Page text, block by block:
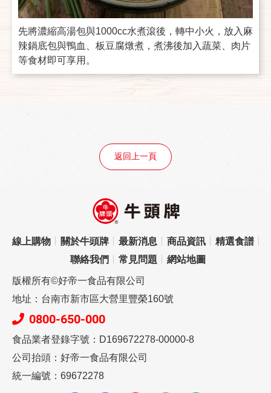
先將濃縮高湯包與1000cc水煮滾後，轉中小火，放入麻
辣鍋底包與鴨血、板豆腐燉煮，煮沸後加入蔬菜、肉片
等食材即可享用。
返回上一頁
線上購物 關於牛頭牌 最新消息 商品資訊
精選食譜
聯絡我們
常見問題 網站地圖
版權所有©好帝一食品有限公司
地址：台南市新市區大營里豐榮160號
0800-650-000
食品業者登錄字號：D169672278-00000-8
公司抬頭：好帝一食品有限公司
統一編號：69672278